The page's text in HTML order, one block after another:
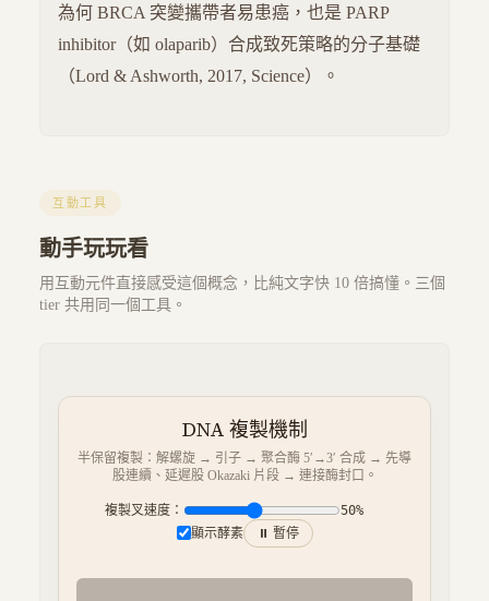
為何 BRCA 突變攜帶者易患癌，也是 PARP
inhibitor（如 olaparib）合成致死策略的分子基礎
（Lord & Ashworth, 2017, Science）。
互動工具
動手玩玩看
用互動元件直接感受這個概念，比純文字快 10 倍搞懂。三個
tier 共用同一個工具。
DNA 複製機制
半保留複製：解螺旋 → 引子 → 聚合酶 5′→3′ 合成 → 先導
股連續、延遲股 Okazaki 片段 → 連接酶封口。
複製叉速度： 50%
顯示酵素
⏸ 暫停